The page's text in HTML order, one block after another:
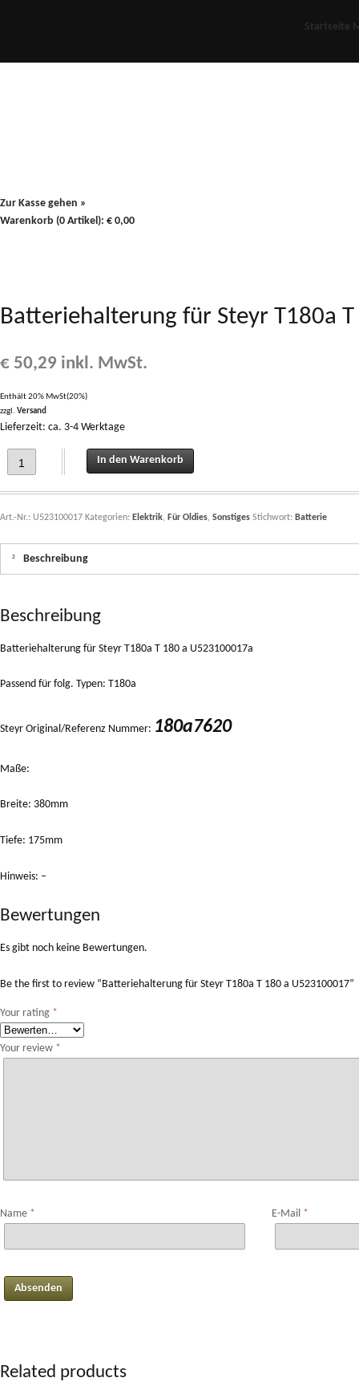
Startseite
Zur Kasse gehen »
Warenkorb (0 Artikel): € 0,00
Batteriehalterung für Steyr T180a
€ 50,29 inkl. MwSt.
Enthält 20% MwSt(20%)
zzgl. Versand
Lieferzeit: ca. 3-4 Werktage
Batteriehalterung für Steyr T180a T 180 a U523100017 quantity
In den Warenkorb
Art.-Nr.: U523100017 Kategorien: Elektrik, Für Oldies, Sonstiges Stichwort: Batterie
Beschreibung
Beschreibung
Batteriehalterung für Steyr T180a T 180 a U523100017a
Passend für folg. Typen: T180a
Steyr Original/Referenz Nummer: 180a7620
Maße:
Breite: 380mm
Tiefe: 175mm
Hinweis: –
Bewertungen
Es gibt noch keine Bewertungen.
Be the first to review “Batteriehalterung für Steyr T180a T 180 a U523100017”
Your rating *
Your review *
Name * E-Mail *
Related products